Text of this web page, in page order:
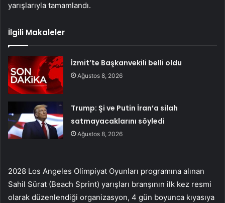
yarışlarıyla tamamlandı.
İlgili Makaleler
İzmit’te Başkanvekili belli oldu
Ağustos 8, 2026
Trump: Şi ve Putin İran’a silah
satmayacaklarını söyledi
Ağustos 8, 2026
2028 Los Angeles Olimpiyat Oyunları programına alınan
Sahil Sürat (Beach Sprint) yarışları branşının ilk kez resmi
olarak düzenlendiği organizasyon, 4 gün boyunca kıyasıya